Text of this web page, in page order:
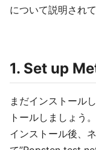
について説明されて
1. Set up
まだインストール
トールしましょう。
インストール後、